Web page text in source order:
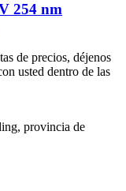
254 nm
de precios, déjenos
usted dentro de las
provincia de